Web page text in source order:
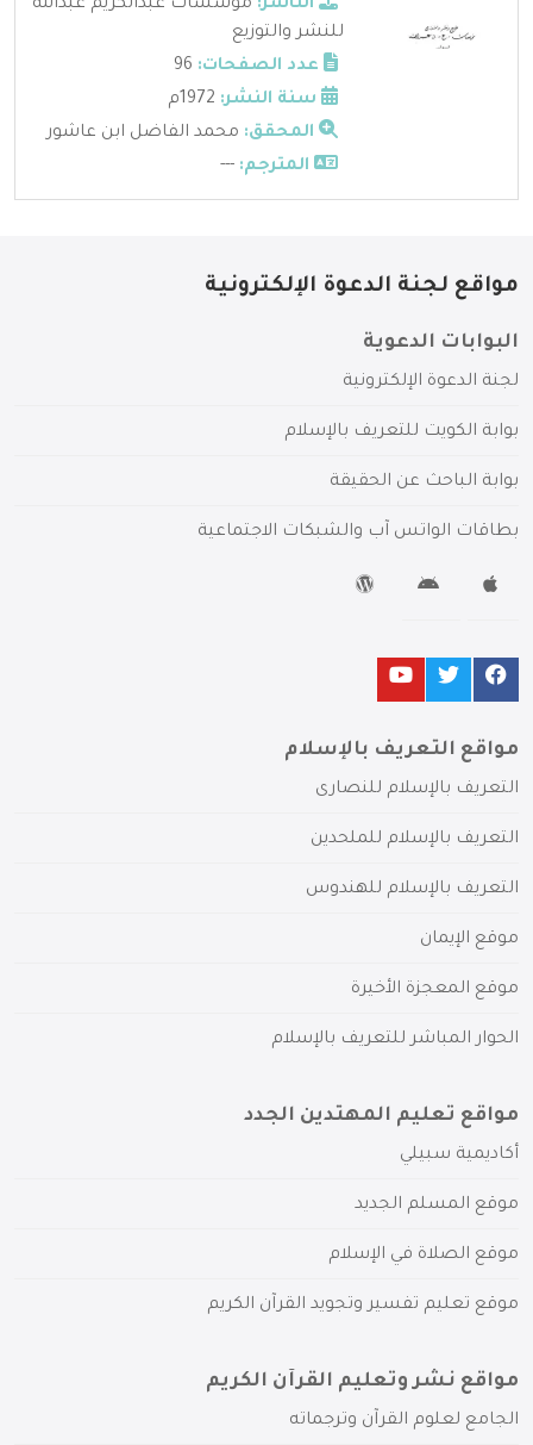
الناشر: مؤسسات عبدالكريم عبدالله
للنشر والتوزيع
عدد الصفحات:
سنة النشر:
المحقق: محمد الفاضل ابن عاشور
المترجم: ---
مواقع لجنة الدعوة الإلكترونية
البوابات الدعوية
لجنة الدعوة الإلكترونية
بوابة الكويت للتعريف بالإسلام
بوابة الباحث عن الحقيقة
بطاقات الواتس آب والشبكات الاجتماعية
مواقع التعريف بالإسلام
التعريف بالإسلام للنصارى
التعريف بالإسلام للملحدين
التعريف بالإسلام للهندوس
موقع الإيمان
موقع المعجزة الأخيرة
الحوار المباشر للتعريف بالإسلام
مواقع تعليم المهتدين الجدد
أكاديمية سبيلي
موقع المسلم الجديد
موقع الصلاة في الإسلام
موقع تعليم تفسير وتجويد القرآن الكريم
مواقع نشر وتعليم القرآن الكريم
الجامع لعلوم القرآن وترجماته